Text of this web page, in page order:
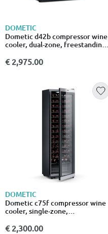
DOMETIC
Dometic d42b compressor wine
cooler, dual-zone, freestanding
€ 2,975.00
DOMETIC
Dometic c75f compressor wine
cooler, single-zone,
€ 2,300.00